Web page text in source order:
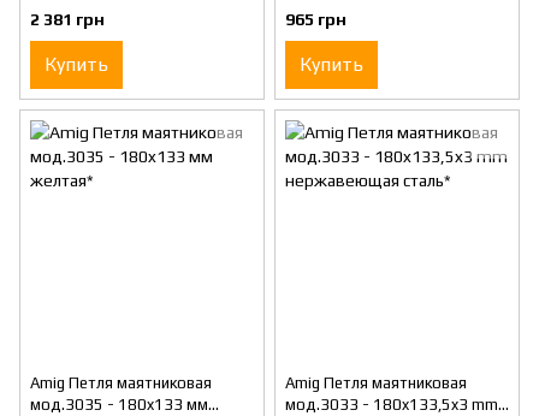
матовый хром*
2 381 грн
Купить
латунь*
965 грн
Купить
Amig Петля маятниковая
мод.3035 - 180x133 мм
Amig Петля маятниковая
мод.3033 - 180x133,5x3 mm